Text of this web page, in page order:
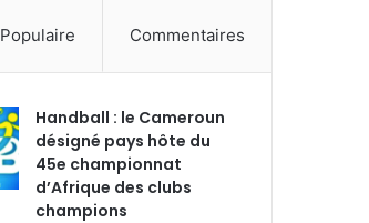
Populaire Commentaires
Handball : le Cameroun
désigné pays hôte du
45e championnat
d’Afrique des clubs
champions